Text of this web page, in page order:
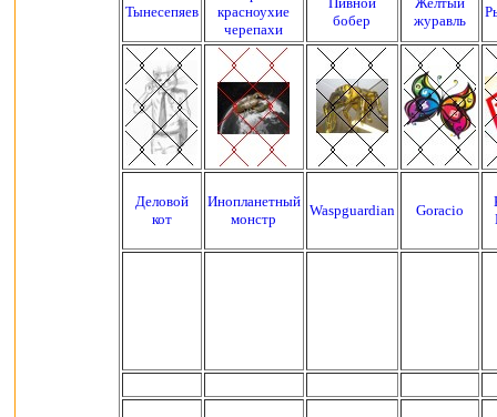
Тынесепяев
красноухие
черепахи
бобер
журавль
Деловой
кот
Инопланетный
монстр
Waspguardian Goracio